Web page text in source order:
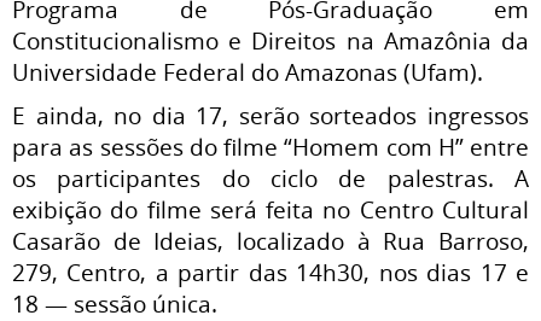
Programa de Pós-Graduação em
Constitucionalismo e Direitos na Amazônia da
Universidade Federal do Amazonas (Ufam).
E ainda, no dia 17, serão sorteados ingressos
para as sessões do filme “Homem com H” entre
os participantes do ciclo de palestras. A
exibição do filme será feita no Centro Cultural
Casarão de Ideias, localizado à Rua Barroso,
279, Centro, a partir das 14h30, nos dias 17 e
18 — sessão única.